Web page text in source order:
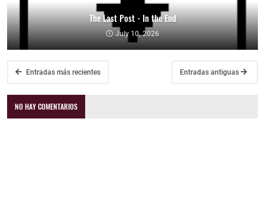
The Last Post - In the End
July 10, 2026
Entradas más recientes Entradas antiguas
NO HAY COMENTARIOS